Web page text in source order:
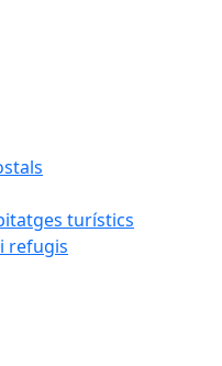
turístics
refugis